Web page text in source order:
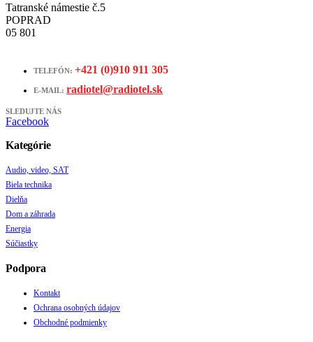
Tatranské námestie č.5
POPRAD
05 801
TELEFÓN: +421 (0)910 911 305
E-MAIL: radiotel@radiotel.sk
SLEDUJTE NÁS
Facebook
Kategórie
Audio, video, SAT
Biela technika
Dielňa
Dom a záhrada
Energia
Súčiastky
Podpora
Kontakt
Ochrana osobných údajov
Obchodné podmienky